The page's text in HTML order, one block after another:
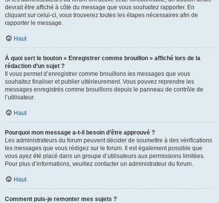
devrait être affiché à côté du message que vous souhaitez rapporter. En
cliquant sur celui-ci, vous trouverez toutes les étapes nécessaires afin de
rapporter le message.
Haut
À quoi sert le bouton « Enregistrer comme brouillon » affiché lors de la
rédaction d’un sujet ?
Il vous permet d’enregistrer comme brouillons les messages que vous
souhaitez finaliser et publier ultérieurement. Vous pouvez reprendre les
messages enregistrés comme brouillons depuis le panneau de contrôle de
l’utilisateur.
Haut
Pourquoi mon message a-t-il besoin d’être approuvé ?
Les administrateurs du forum peuvent décider de soumettre à des vérifications
les messages que vous rédigez sur le forum. Il est également possible que
vous ayez été placé dans un groupe d’utilisateurs aux permissions limitées.
Pour plus d’informations, veuillez contacter un administrateur du forum.
Haut
Comment puis-je remonter mes sujets ?